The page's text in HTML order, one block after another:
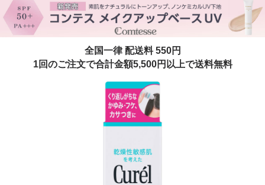
全国一律 配送料 550円
1回のご注文で合計金額5,500円以上で送料無料